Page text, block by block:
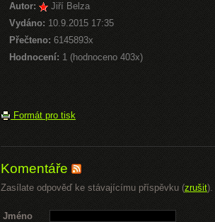
Autor:
Jiří Belza
Vydáno: 10.9.2015 17:35
Přečteno: 6145893x
Hodnocení: 1 (hodnoceno 403x)
Formát pro tisk
Komentáře
Zasílate odpověď ke stávajícímu příspěvku (zrušit).
Jméno